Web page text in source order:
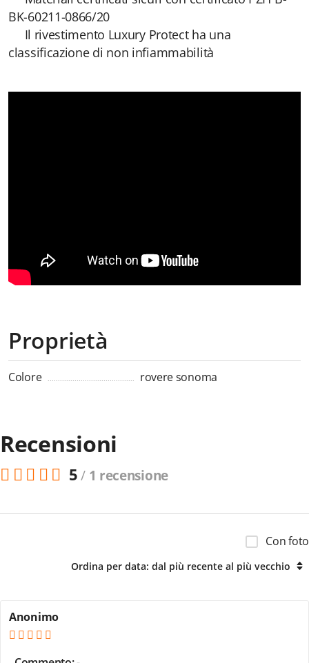
BK-60211-0866/20
Il rivestimento Luxury Protect ha una
classificazione di non infiammabilità
Proprietà
Colore rovere sonoma
Recensioni
5/ 1 recensione
Anonimo
Con foto
Ordina per data: dal più recente al più vecchio